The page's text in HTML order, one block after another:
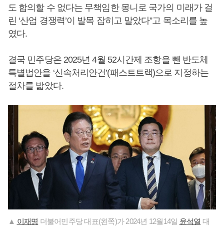
도 합의할 수 없다는 무책임한 몽니로 국가의 미래가 걸
린 ‘산업 경쟁력’이 발목 잡히고 말았다”고 목소리를 높
였다.
결국 민주당은 2025년 4월 52시간제 조항을 뺀 반도체
특별법안을 ‘신속처리안건’(패스트트랙)으로 지정하는
절차를 밟았다.
▲ 이재명 더불어민주당 대표(왼쪽)가 2024년 12월14일 윤석열 대